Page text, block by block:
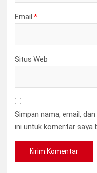
Email *
Situs Web
Simpan nama, email,
ini untuk komentar saya